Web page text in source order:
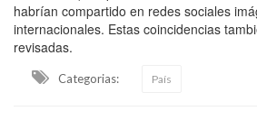
habrían compartido en redes sociales
internacionales. Estas coincidencias
revisadas.
Categorias: País